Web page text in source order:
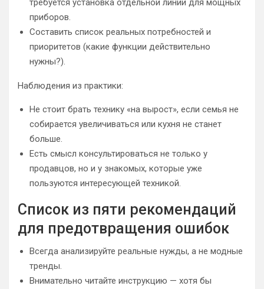
приборов.
Составить список реальных потребностей и
приоритетов (какие функции действительно
нужны?).
Наблюдения из практики:
Не стоит брать технику «на вырост», если семья не
собирается увеличиваться или кухня не станет
больше.
Есть смысл консультироваться не только у
продавцов, но и у знакомых, которые уже
пользуются интересующей техникой.
Список из пяти рекомендаций
для предотвращения ошибок
Всегда анализируйте реальные нужды, а не модные
тренды.
Внимательно читайте инструкцию — хотя бы